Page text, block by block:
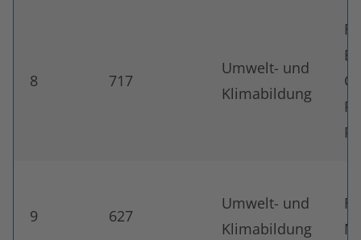
8 717
Umwelt- und
Klimabildung
9 627
Umwelt- und
Klimabildung